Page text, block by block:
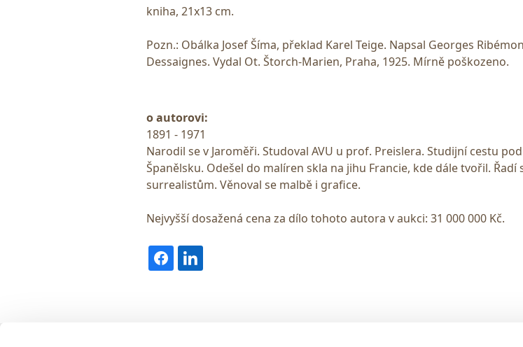
kniha, 21x13 cm.
Pozn.: Obálka Josef Šíma, překlad Karel Teige. Napsal Georges
Dessaignes. Vydal Ot. Štorch-Marien, Praha, 1925. Mírně poškozeno.
o autorovi:
1891 - 1971
Narodil se v Jaroměři. Studoval AVU u prof. Preislera. Studijní cestu
Španělsku. Odešel do malíren skla na jihu Francie, kde dále tvořil. Řadí
surrealistům. Věnoval se malbě i grafice.
Nejvyšší dosažená cena za dílo tohoto autora v aukci: 31 000 000 Kč.